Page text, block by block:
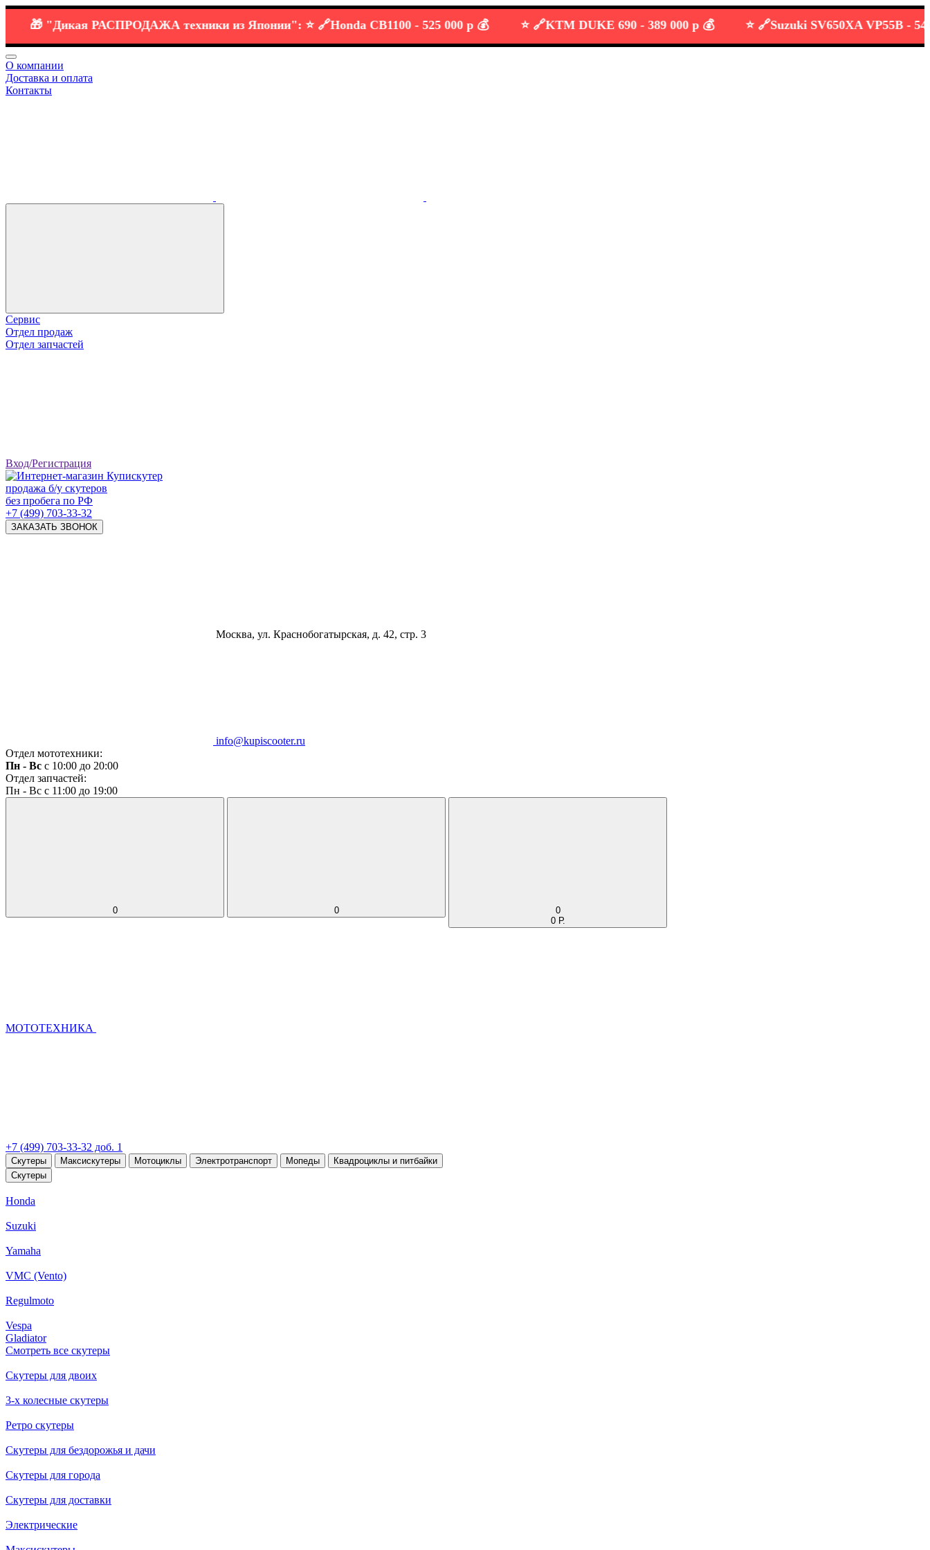
"Дикая РАСПРОДАЖАтехникииз Японии": ⭐️ 🔗Honda CB1100 -525 000 р 💰 KTM DUKE 690 -389 000 р 💰 Suzuki SV650XA VP55B -549 000
О компании
Доставка и оплата
Контакты
Сервис
Отдел продаж
Отдел запчастей
Вход/Регистрация
продажа б/у скутеров
без пробега по РФ
+7 (499) 703-33-32
ЗАКАЗАТЬ ЗВОНОК
Москва, ул. Краснобогатырская, д. 42, стр. 3
info@kupiscooter.ru
Отдел мототехники:
Пн - Вс с 10:00 до 20:00
Отдел запчастей:
Пн - Вс с 11:00 до 19:00
0 0
0
0 Р.
МОТОТЕХНИКА
+7 (499) 703-33-32 доб. 1
Скутеры Максискутеры Мотоциклы Электротранспорт Мопеды
Квадроциклы и питбайки
Скутеры
Honda
Suzuki
Yamaha
VMC (Vento)
Regulmoto
Vespa
Gladiator
Смотреть все скутеры
Скутеры для двоих
3-х колесные скутеры
Ретро скутеры
Скутеры для бездорожья и дачи
Скутеры для города
Скутеры для доставки
Электрические